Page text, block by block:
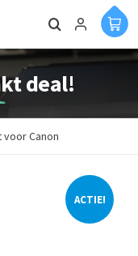
deal!
Canon
ACTIE!